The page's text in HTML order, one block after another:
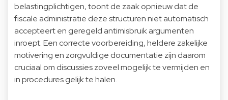
belastingplichtigen, toont de zaak opnieuw dat de
fiscale administratie deze structuren niet automatisch
accepteert en geregeld antimisbruik argumenten
inroept. Een correcte voorbereiding, heldere zakelijke
motivering en zorgvuldige documentatie zijn daarom
cruciaal om discussies zoveel mogelijk te vermijden en
in procedures gelijk te halen.